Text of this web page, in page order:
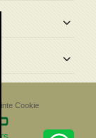
Cookie